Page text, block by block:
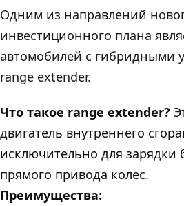
Одним из направлений
инвестиционного плана
автомобилей с гибридными
range extender.
Что такое range extender?
двигатель внутреннего
исключительно для зарядки
прямого привода колес.
Преимущества: